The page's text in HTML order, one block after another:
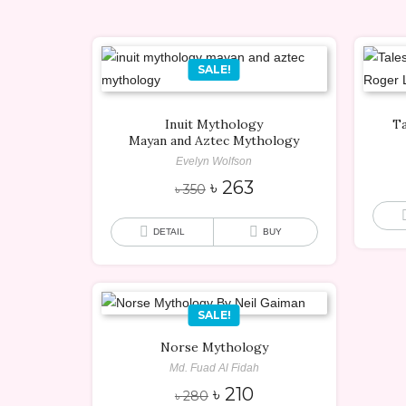
SALE!
Inuit Mythology
Mayan and Aztec Mythology
Evelyn Wolfson
৳350 Original
৳ 263Current
is:
DETAIL BUY
SALE!
Norse Mythology
Md. Fuad Al Fidah
৳280 Original
৳ 210Current